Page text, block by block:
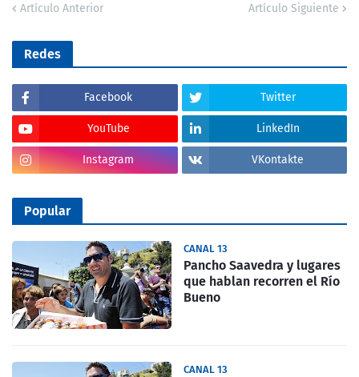
Artículo Anterior Artículo Siguiente
Redes
Facebook Twitter
YouTube LinkedIn
Instagram VKontakte
Popular
CANAL 13
Pancho Saavedra y lugares
que hablan recorren el Río
Bueno
CANAL 13